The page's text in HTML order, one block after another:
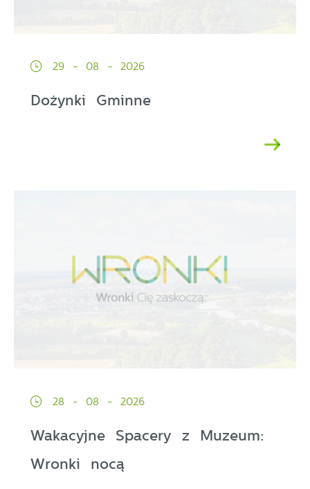
29 - 08 - 2026
Dożynki Gminne
28 - 08 - 2026
Wakacyjne Spacery z Muzeum:
Wronki nocą